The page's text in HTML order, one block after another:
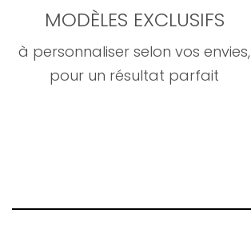
MODÈLES EXCLUSIFS
à personnaliser selon vos envies,
pour un résultat parfait